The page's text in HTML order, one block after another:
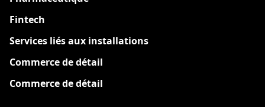
Fintech
Services liés aux installations
Commerce de détail
Commerce de détail